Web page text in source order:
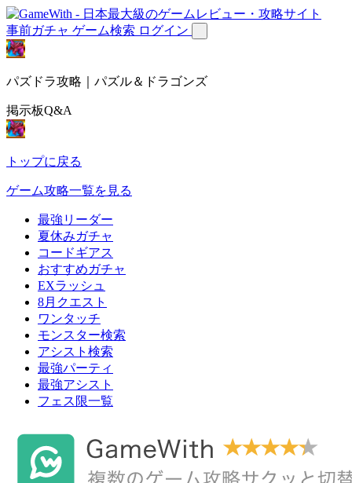
事前ガチャ ゲーム検索 ログイン
パズドラ攻略｜パズル＆ドラゴンズ
掲示板Q&A
トップに戻る
ゲーム攻略一覧を見る
最強リーダー
夏休みガチャ
コードギアス
おすすめガチャ
EXラッシュ
8月クエスト
ワンタッチ
モンスター検索
アシスト検索
最強パーティ
最強アシスト
フェス限一覧